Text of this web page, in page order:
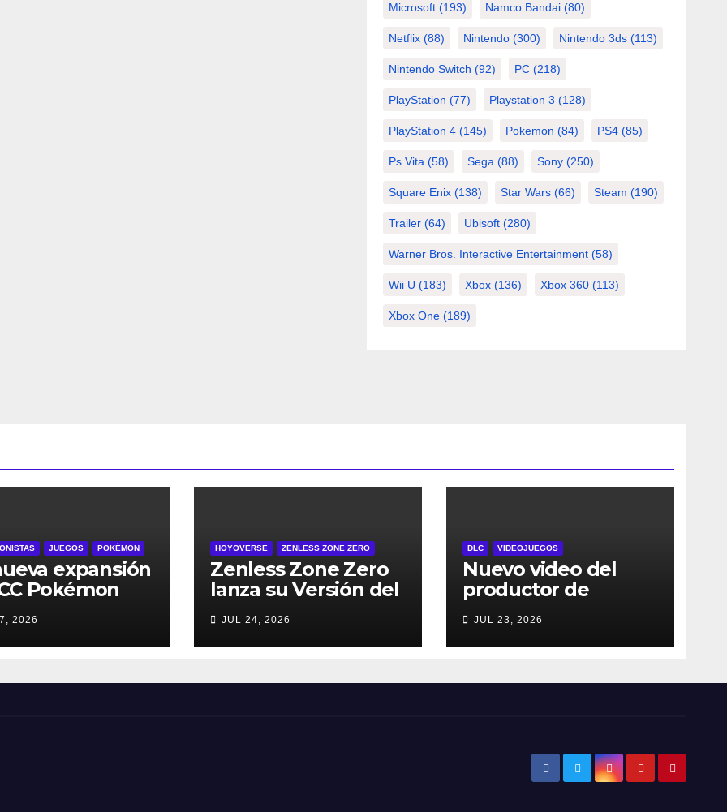
Microsoft (193) Namco Bandai (80)
Netflix (88) Nintendo (300) Nintendo 3ds (113)
Nintendo Switch (92) PC (218)
PlayStation (77) Playstation 3 (128)
PlayStation 4 (145) Pokemon (84) PS4 (85)
Ps Vita (58) Sega (88) Sony (250)
Square Enix (138) Star Wars (66) Steam (190)
Trailer (64) Ubisoft (280)
Warner Bros. Interactive Entertainment (58)
Wii U (183) Xbox (136) Xbox 360 (113)
Xbox One (189)
JUEGOS POKÉMON
expansión
Pokémon
Dominador
Cielos, se
el 29 de julio
2026
HOYOVERSE ZENLESS ZONE ZERO
Zenless Zone Zero
lanza su Versión del
2º Aniversario el 29
de julio – con
regalos para todos
nuevos personajes
JUL 24, 2026
DLC VIDEOJUEGOS
Nuevo video del
productor de
DRAGON BALL:
Sparking! ZERO
detalla el Super
DLC
JUL 23, 2026